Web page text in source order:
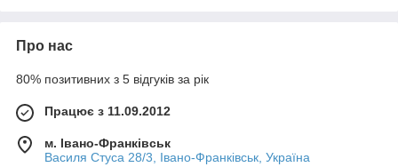
Про нас
80% позитивних з 5 відгуків за рік
Працює з 11.09.2012
м. Івано-Франківськ
Василя Стуса 28/3, Івано-Франківськ, Україна